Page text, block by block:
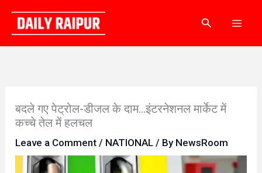
content
Search
बदले गए पेट्रोल-डीजल के दाम…इंटरनेशनल मार्केट में
कच्चे तेल में हलचल
Leave a Comment / NATIONAL / By NewsRoom